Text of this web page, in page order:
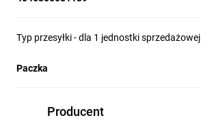
Typ przesyłki - dla 1 jednostki sprzedażowej
Paczka
Producent